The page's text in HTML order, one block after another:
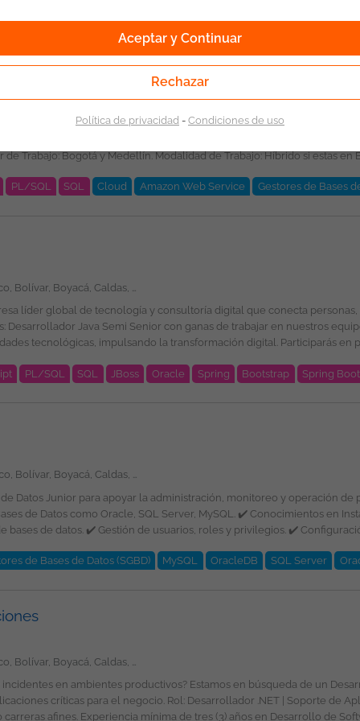
a postularte. Esta oferta laboral es publicada bajo la propiedad exclusiva de ticjob.co.
conocimiento en MySQL, SQL Server y otros
PL/SQL SQL Cloud Amazon Web Service Gestores de Bases
edad, discapacidad, orientación sexual, identidad o expresión
es divulgada a través de ticjob.co
PL/SQL SQL JBoss Oracle Spring Bootstrap Spring Boot
Amazonas, Antioquia, Arauca, Atlántico, Bolívar, Boyacá, Caldas, Caquetá, Casanare, Cauca, Cesar, Chocó, Córdoba, Cundinamarca, Guainía, Guaviare, Huila, La Guajira, Magdalena, Meta, Nariño, Norte de Santander, Putumayo, Quindío, Risaralda, San Andrés, Providencia y Santa Catalina, Santander, Sucre, Tolima, Valle del Cauca, Vaupés, Vichada, Bogotá
Datos Junior para apoyar la administración, monitoreo y operación de
de backups. ✔️ Revisión y análisis de
A convenir según experiencia. Esta oferta de trabajo es publicada bajo la propiedad exclusiva de ticjob.co
de Bases de Datos (SGBD) MySQL OracleDB SQL Server
en ambientes productivos? Estamos en búsqueda de un
Soporte de Aplicaciones Requisitos: Profesional en Ingeniería de
y experiencia en: .NET 10. Angular
Aceptar y Continuar
Rechazar
Política de privacidad-Condiciones de uso